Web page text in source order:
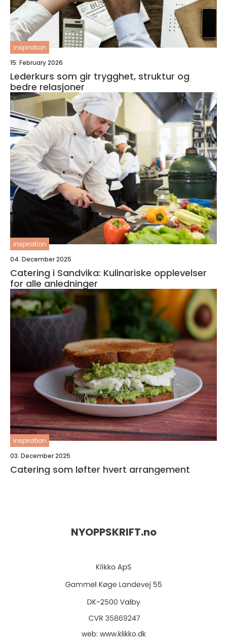
inspiration
15. February 2026
Lederkurs som gir trygghet, struktur og
bedre relasjoner
inspiration
04. December 2025
Catering i Sandvika: Kulinariske opplevelser
for alle anledninger
inspiration
03. December 2025
Catering som løfter hvert arrangement
NYOPPSKRIFT.no
web: www.klikko.dk